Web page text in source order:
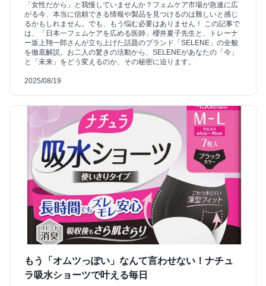
「女性だから」と我慢していませんか？フェムケア市場が急速に広
がる今、本当に信頼できる情報や製品を見つけるのは難しいと感じ
るかもしれません。でも、もう悩む必要はありません！ この記事で
は、「日本一フェムケアを広める医師」櫻井夏子先生と、トレーナ
ー坂上翔一郎さんが立ち上げた話題のブランド「SELENE」の全貌
を徹底解説。お二人の驚きの活動から、SELENEがあなたの「今」
と「未来」をどう変えるのか、その秘密に迫ります。
2025/08/19
もう「オムツっぽい」なんて言わせない！ナチュ
ラ吸水ショーツで叶える毎日